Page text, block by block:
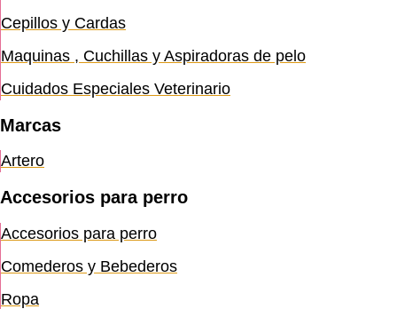
Cepillos y Cardas
Maquinas , Cuchillas y Aspiradoras de pelo
Cuidados Especiales Veterinario
Marcas
Artero
Accesorios para perro
Accesorios para perro
Comederos y Bebederos
Ropa